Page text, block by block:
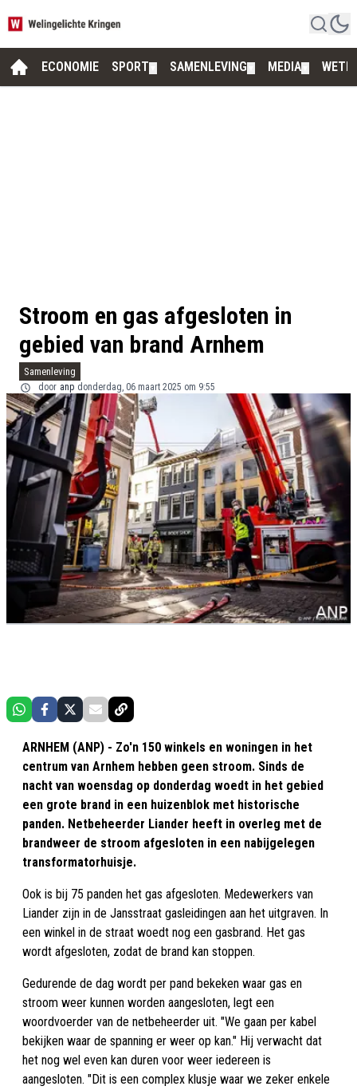
ECONOMIE SPORT SAMENLEVING MEDIA
Stroom en gas afgesloten in
gebied van brand Arnhem
Samenleving
door anp donderdag, 06 maart 2025 om 9:55
ARNHEM (ANP) - Zo'n 150 winkels en woningen in het
centrum van Arnhem hebben geen stroom. Sinds de
nacht van woensdag op donderdag woedt in het gebied
een grote brand in een huizenblok met historische
panden. Netbeheerder Liander heeft in overleg met de
brandweer de stroom afgesloten in een nabijgelegen
transformatorhuisje.
Ook is bij 75 panden het gas afgesloten. Medewerkers van
Liander zijn in de Jansstraat gasleidingen aan het uitgraven. In
een winkel in de straat woedt nog een gasbrand. Het gas
wordt afgesloten, zodat de brand kan stoppen.
Gedurende de dag wordt per pand bekeken waar gas en
stroom weer kunnen worden aangesloten, legt een
woordvoerder van de netbeheerder uit. "We gaan per kabel
bekijken waar de spanning er weer op kan." Hij verwacht dat
het nog wel even kan duren voor weer iedereen is
aangesloten. "Dit is een complex klusje waar we zeker enkele